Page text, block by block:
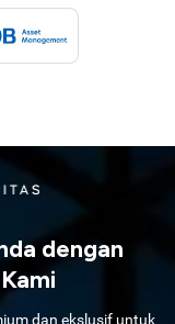
dengan
dan ekslusif untuk